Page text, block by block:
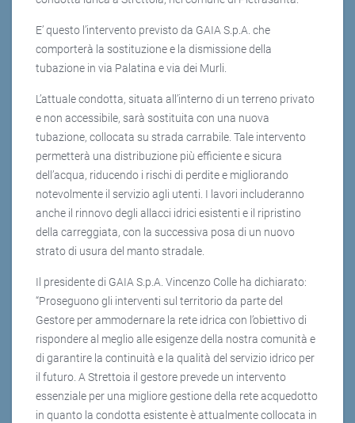
E’ questo l’intervento previsto da GAIA S.p.A. che
comporterà la sostituzione e la dismissione della
tubazione in via Palatina e via dei Murli.
L’attuale condotta, situata all’interno di un terreno privato
e non accessibile, sarà sostituita con una nuova
tubazione, collocata su strada carrabile. Tale intervento
permetterà una distribuzione più efficiente e sicura
dell’acqua, riducendo i rischi di perdite e migliorando
notevolmente il servizio agli utenti. I lavori includeranno
anche il rinnovo degli allacci idrici esistenti e il ripristino
della carreggiata, con la successiva posa di un nuovo
strato di usura del manto stradale.
Il presidente di GAIA S.p.A. Vincenzo Colle ha dichiarato:
“Proseguono gli interventi sul territorio da parte del
Gestore per ammodernare la rete idrica con l’obiettivo di
rispondere al meglio alle esigenze della nostra comunità e
di garantire la continuità e la qualità del servizio idrico per
il futuro. A Strettoia il gestore prevede un intervento
essenziale per una migliore gestione della rete acquedotto
in quanto la condotta esistente è attualmente collocata in